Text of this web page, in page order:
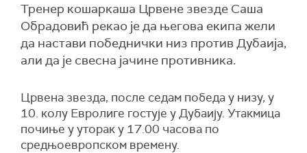
Тренер кошаркаша Црвене звезде Саша
Обрадовић рекао је да његова екипа жели
да настави победнички низ против Дубаија,
али да је свесна јачине противника.
Црвена звезда, после седам победа у низу, у
10. колу Евролиге гостује у Дубаију. Утакмица
почиње у уторак у 17.00 часова по
средњоевропском времену.